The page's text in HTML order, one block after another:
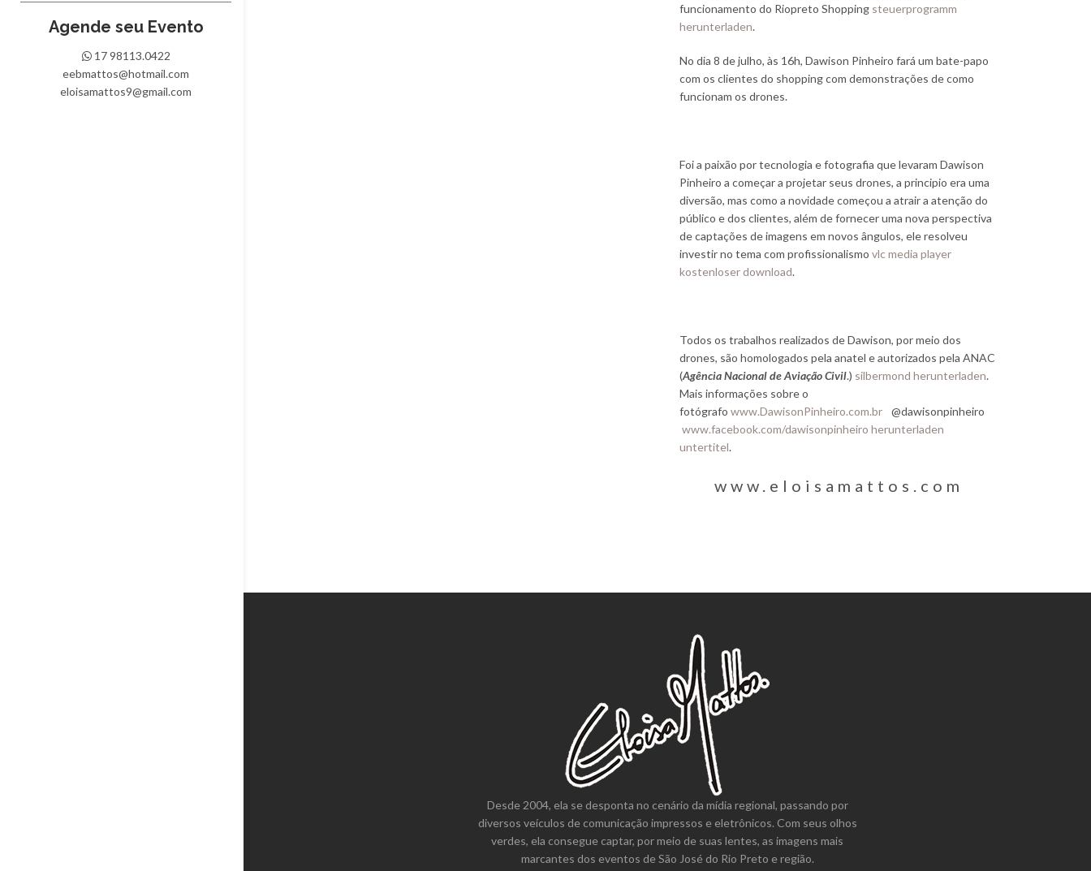
Agende seu Evento
17 98113.0422
eebmattos@hotmail.com
eloisamattos9@gmail.com
funcionamento do Riopreto Shopping steuerprogramm
herunterladen.
No dia 8 de julho, às 16h, Dawison Pinheiro fará um bate-papo
com os clientes do shopping com demonstrações de como
funcionam os drones.
Foi a paixão por tecnologia e fotografia que levaram Dawison
Pinheiro a começar a projetar seus drones, a principio era uma
diversão, mas como a novidade começou a atrair a atenção do
público e dos clientes, além de fornecer uma nova perspectiva
de captações de imagens em novos ângulos, ele resolveu
investir no tema com profissionalismo vlc media player
kostenloser download.
Todos os trabalhos realizados de Dawison, por meio dos
drones, são homologados pela anatel e autorizados pela ANAC
(Agência Nacional de Aviação Civil.) silbermond herunterladen.
Mais informações sobre o
fotógrafo www.DawisonPinheiro.com.br @dawisonpinheiro
www.facebook.com/dawisonpinheiro herunterladen
untertitel.
www.eloisamattos.com
Desde 2004, ela se desponta no cenário da mídia regional, passando por
diversos veículos de comunicação impressos e eletrônicos. Com seus olhos
verdes, ela consegue captar, por meio de suas lentes, as imagens mais
marcantes dos eventos de São José do Rio Preto e região.